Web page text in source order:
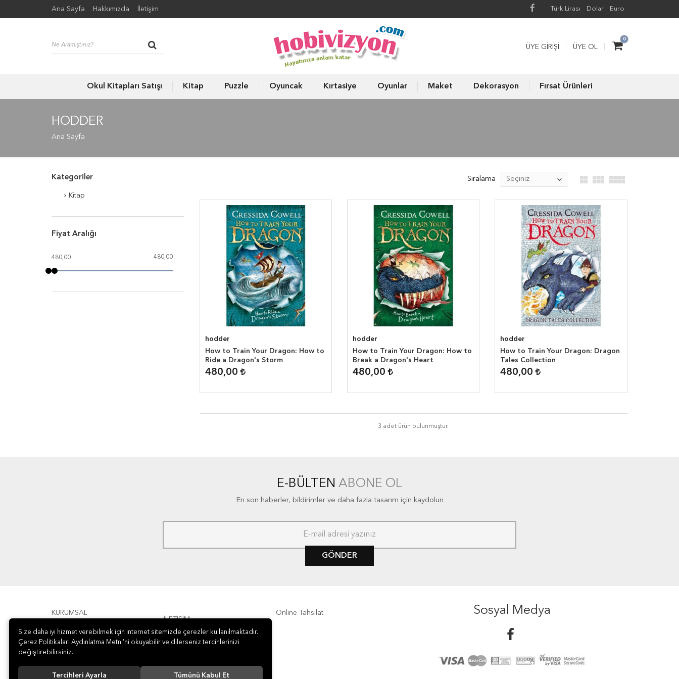
Ana Sayfa Hakkımızda İletişim Türk Lirası Dolar Euro
0
ÜYE GIRIŞI ÜYE OL
Okul Kitapları Satışı Kitap Puzzle Oyuncak Kırtasiye Oyunlar Maket Dekorasyon Fırsat Ürünleri
HODDER
Ana Sayfa
Kategoriler
Kitap
Fiyat Aralığı
480,00 480,00
Sıralama
hodder
How to Train Your Dragon: How to
Ride a Dragon's Storm
480,00
hodder
How to Train Your Dragon: How to
Break a Dragon's Heart
480,00
hodder
How to Train Your Dragon: Dragon
Tales Collection
480,00
3 adet ürün bulunmuştur.
E-BÜLTEN ABONE OL
En son haberler, bildirimler ve daha fazla tasarım için kaydolun
GÖNDER
KURUMSAL
ÖDEME
İLETİŞİM
Online Tahsilat Sosyal Medya
Size daha iyi hizmet verebilmek için internet sitemizde çerezler kullanılmaktadır.
Çerez Politikaları Aydınlatma Metni’ni okuyabilir ve dilerseniz tercihlerinizi
değiştirebilirsiniz.
Tercihleri Ayarla Tümünü Kabul Et